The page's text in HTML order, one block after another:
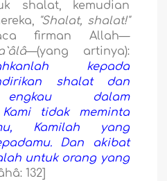
shalat, kemudian
"Shalat, shalat!"
firman Allah—
—(yang artinya):
kepada
shalat dan
engkau dalam
Kami tidak meminta
Kamilah yang
Dan akibat
untuk orang yang
132]